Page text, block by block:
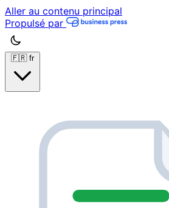
Aller au contenu principal
Propulsé par
🇫🇷 fr